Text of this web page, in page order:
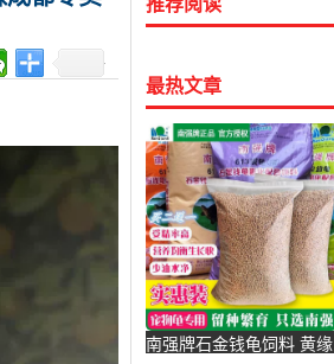
推荐阅读
最热文章
南强牌石金钱龟饲料 黄缘